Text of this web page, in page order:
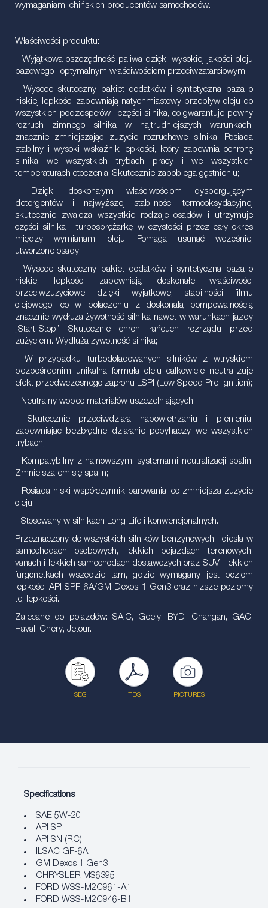
wymaganiami chińskich producentów samochodów.
Właściwości produktu:
- Wyjątkowa oszczędność paliwa dzięki wysokiej jakości oleju
bazowego i optymalnym właściwościom przeciwzatarciowym;
- Wysoce skuteczny pakiet dodatków i syntetyczna baza o
niskiej lepkości zapewniają natychmiastowy przepływ oleju do
wszystkich podzespołów i części silnika, co gwarantuje pewny
rozruch zimnego silnika w najtrudniejszych warunkach,
znacznie zmniejszając zużycie rozruchowe silnika. Posiada
stabilny i wysoki wskaźnik lepkości, który zapewnia ochronę
silnika we wszystkich trybach pracy i we wszystkich
temperaturach otoczenia. Skutecznie zapobiega gęstnieniu;
- Dzięki doskonałym właściwościom dyspergującym
detergentów i najwyższej stabilności termooksydacyjnej
skutecznie zwalcza wszystkie rodzaje osadów i utrzymuje
części silnika i turbosprężarkę w czystości przez cały okres
między wymianami oleju. Pomaga usunąć wcześniej
utworzone osady;
- Wysoce skuteczny pakiet dodatków i syntetyczna baza o
niskiej lepkości zapewniają doskonałe właściwości
przeciwzużyciowe dzięki wyjątkowej stabilności filmu
olejowego, co w połączeniu z doskonałą pompowalnością
znacznie wydłuża żywotność silnika nawet w warunkach jazdy
„Start-Stop”. Skutecznie chroni łańcuch rozrządu przed
zużyciem. Wydłuża żywotność silnika;
- W przypadku turbodoładowanych silników z wtryskiem
bezpośrednim unikalna formuła oleju całkowicie neutralizuje
efekt przedwczesnego zapłonu LSPI (Low Speed Pre-Ignition);
- Neutralny wobec materiałów uszczelniających;
- Skutecznie przeciwdziała napowietrzaniu i pienieniu,
zapewniając bezbłędne działanie popyhaczy we wszystkich
trybach;
- Kompatybilny z najnowszymi systemami neutralizacji spalin.
Zmniejsza emisję spalin;
- Posiada niski współczynnik parowania, co zmniejsza zużycie
oleju;
- Stosowany w silnikach Long Life i konwencjonalnych.
Przeznaczony do wszystkich silników benzynowych i diesla w
samochodach osobowych, lekkich pojazdach terenowych,
vanach i lekkich samochodach dostawczych oraz SUV i lekkich
furgonetkach wszędzie tam, gdzie wymagany jest poziom
lepkości API SPF-6A/GM Dexos 1 Gen3 oraz niższe poziomy
tej lepkości.
Zalecane do pojazdów: SAIC, Geely, BYD, Changan, GAC,
Haval, Chery, Jetour.
SDS TDS PICTURES
Specifications
SAE 5W-20
API SP
API SN (RC)
ILSAC GF-6A
GM Dexos 1 Gen3
CHRYSLER MS6395
FORD WSS-M2C961-A1
FORD WSS-M2C946-B1